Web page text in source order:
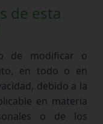
de esta
de modificar o
en todo o en
debido a la
en materia
o de los